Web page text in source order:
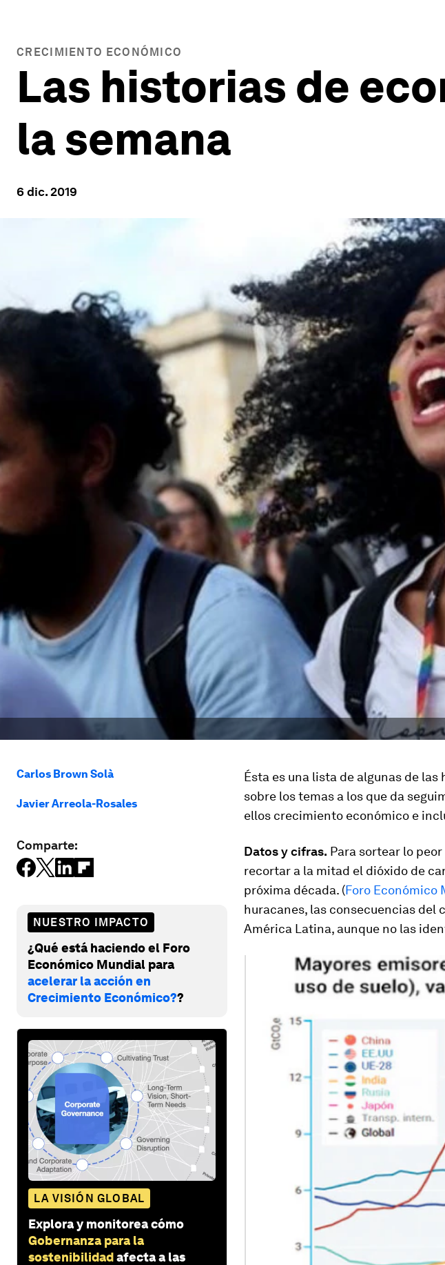
CRECIMIENTO ECONÓMICO
Las historias de
la semana
6 dic. 2019
Carlos Brown Solà
Javier Arreola-Rosales
Comparte:
NUESTRO IMPACTO
¿Qué está haciendo el Foro
Económico Mundial para
acelerar la acción en
Crecimiento Económico??
LA VISIÓN GLOBAL
Explora y monitorea cómo
Gobernanza para la
sostenibilidadafecta a las
Ésta es una lista de algunas de
sobre los temas a los que da
ellos crecimiento económico e
Datos y cifras. Para sortear lo
recortar a la mitad el dióxido de
próxima década. (Foro Económico
huracanes, las consecuencias del
América Latina, aunque no las